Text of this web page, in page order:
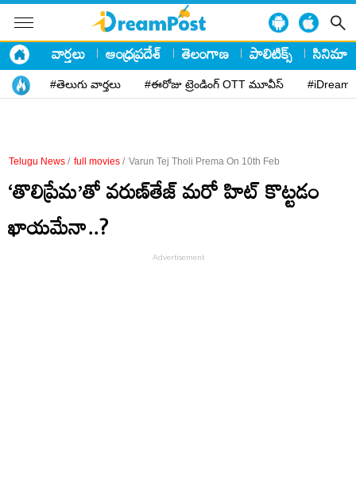
వార్తలు ఆంధ్రప్రదేశ్ తెలంగాణ పాలిటిక్స్ సినిమా
#తెలుగు వార్తలు #ఈరోజు ట్రెండింగ్ OTT మూవీస్
Telugu News / full movies / Varun Tej Tholi Prema On 10th Feb
‘తొలిప్రేమ’తో వ‌రుణ్‌తేజ్ మ‌రో హిట్ కొట్ట‌డం
ఖాయ‌మేనా..?